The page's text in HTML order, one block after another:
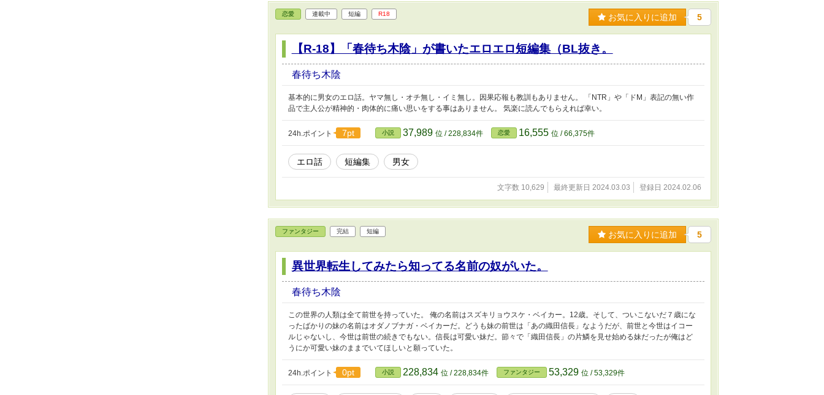
恋愛 連載中 短編 R18 お気に入りに追加 5
【R-18】「春待ち木陰」が書いたエロエロ短編集（BL抜き。
春待ち木陰
基本的に男女のエロ話。ヤマ無し・オチ無し・イミ無し。因果応報も教訓もありません。 「NTR」や「ドM」表記の無い作
品で主人公が精神的・肉体的に痛い思いをする事はありません。 気楽に読んでもらえれば幸い。
24h.ポイント 7pt 小説 37,989 位 / 228,834件 恋愛 16,555 位 / 66,375件
エロ話 短編集 男女
文字数 10,629 最終更新日 2024.03.03 登録日 2024.02.06
ファンタジー 完結 短編 お気に入りに追加 5
異世界転生してみたら知ってる名前の奴がいた。
春待ち木陰
この世界の人類は全て前世を持っていた。 俺の名前はスズキリョウスケ・ベイカー。12歳。そして、ついこないだ７歳にな
ったばかりの妹の名前はオダノブナガ・ベイカーだ。どうも妹の前世は「あの織田信長」なようだが、前世と今世はイコー
ルじゃないし、今世は前世の続きでもない。信長は可愛い妹だ。節々で「織田信長」の片鱗を見せ始める妹だったが俺はど
うにか可愛い妹のままでいてほしいと願っていた。
24h.ポイント 0pt 小説 228,834 位 / 228,834件 ファンタジー 53,329 位 / 53,329件